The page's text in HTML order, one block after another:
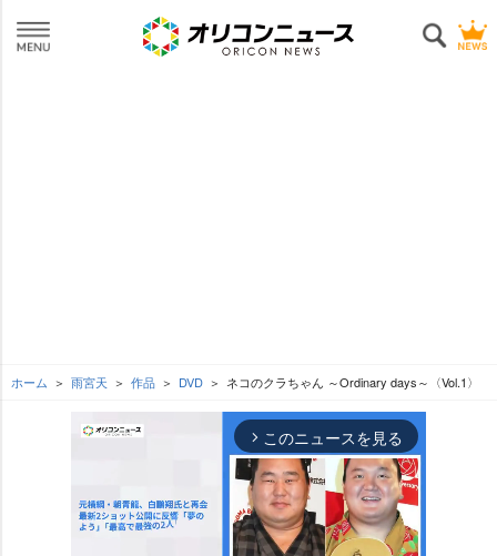
ホーム 雨宮天 作品 DVD ネコのクラちゃん ～Ordinary days～〈Vol.1〉
arrow_forward_ios このニュースを見る